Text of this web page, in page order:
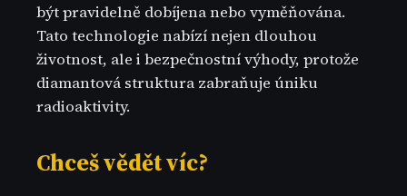
být pravidelně dobíjena nebo vyměňována.
Tato technologie nabízí nejen dlouhou
životnost, ale i bezpečnostní výhody, protože
diamantová struktura zabraňuje úniku
radioaktivity.
Chceš vědět víc?